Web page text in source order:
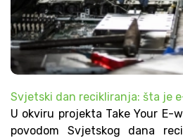
Svjetski dan recikliranja: šta je
U okviru projekta Take Your E-
povodom Svjetskog dana